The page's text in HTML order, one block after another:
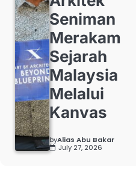
Seniman
Merakam
Sejarah
Malaysia
Melalui
Kanvas
byAlias Abu Bakar
July 27, 2026